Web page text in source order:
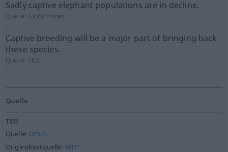
Sadly captive elephant populations are in decline.
Quelle: GlobalVoices
Captive breeding will be a major part of bringing back
these species.
Quelle:TED
Quelle
TED
Quelle: OPUS
Originaltextquelle: WIT³